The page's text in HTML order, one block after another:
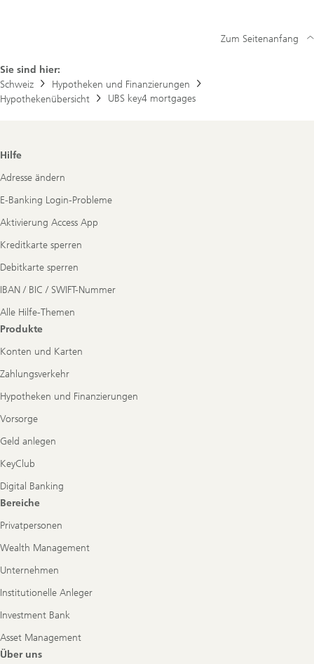
Sie sind hier:
Schweiz
Hypotheken und Finanzierungen
Hypothekenübersicht
UBS key4 mortgages
Zum Seitenanfang
Footer
Hilfe
Adresse ändern
E-Banking Login-Probleme
Aktivierung Access App
Kreditkarte sperren
Debitkarte sperren
IBAN / BIC / SWIFT-Nummer
Alle Hilfe-Themen
Produkte
Konten und Karten
Zahlungsverkehr
Hypotheken und Finanzierungen
Vorsorge
Geld anlegen
KeyClub
Digital Banking
Bereiche
Privatpersonen
Wealth Management
Unternehmen
Institutionelle Anleger
Investment Bank
Asset Management
Über uns